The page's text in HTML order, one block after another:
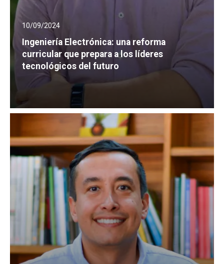
10/09/2024
Ingeniería Electrónica: una reforma
curricular que prepara a los líderes
tecnológicos del futuro